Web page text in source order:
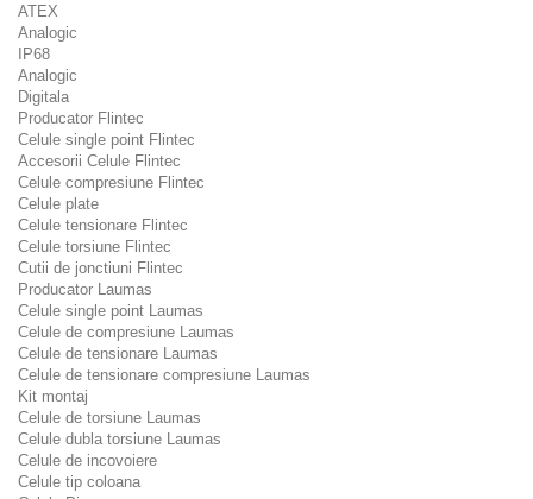
ATEX
Analogic
IP68
Analogic
Digitala
Producator Flintec
Celule single point Flintec
Accesorii Celule Flintec
Celule compresiune Flintec
Celule plate
Celule tensionare Flintec
Celule torsiune Flintec
Cutii de jonctiuni Flintec
Producator Laumas
Celule single point Laumas
Celule de compresiune Laumas
Celule de tensionare Laumas
Celule de tensionare compresiune Laumas
Kit montaj
Celule de torsiune Laumas
Celule dubla torsiune Laumas
Celule de incovoiere
Celule tip coloana